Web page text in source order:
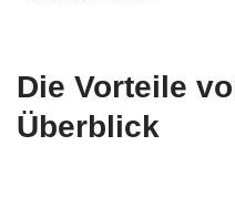
Die Vorteile
Überblick